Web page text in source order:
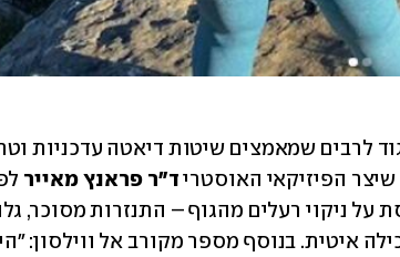
הפיזיקאי האוסטרי ד"ר פראנץ מאייר